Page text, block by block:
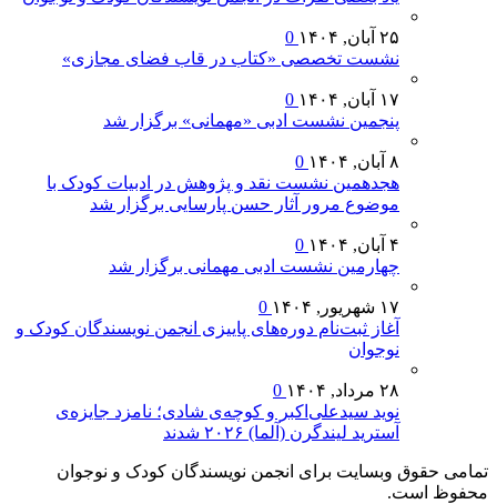
۲۵ آبان, ۱۴۰۴
نشست تخصصی «کتاب در قاب فضای مجازی»
۱۷ آبان, ۱۴۰۴
پنجمین نشست ادبی «مهمانی» برگزار شد
۸ آبان, ۱۴۰۴
هجدهمین نشست نقد و پژوهش در ادبیات کودک با
موضوع مرور آثار حسن پارسایی برگزار شد
۴ آبان, ۱۴۰۴
چهارمین نشست ادبی مهمانی برگزار شد
۱۷ شهریور, ۱۴۰۴
آغاز ثبت‌نام دوره‌های پاییزی انجمن نویسندگان کودک و
نوجوان
۲۸ مرداد, ۱۴۰۴
نوید سیدعلی‌اکبر و کوچه‌ی شادی؛ نامزد جایزه‌ی
آسترید لیندگرن (آلما) ۲۰۲۶ شدند
تمامی حقوق وبسایت برای انجمن نویسندگان کودک و نوجوان
محفوظ است.